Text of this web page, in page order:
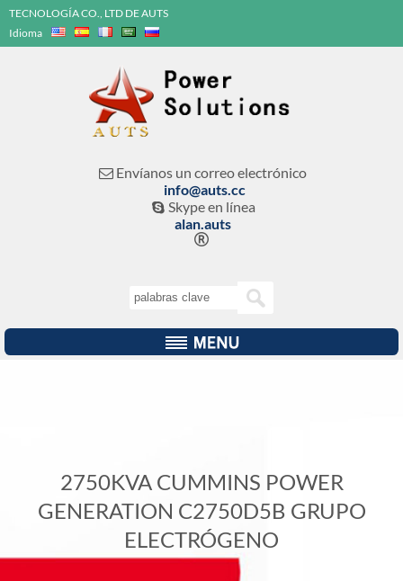
TECNOLOGÍA CO., LTD DE AUTS
Idioma
 Envíanos un correo electrónico
info@auts.cc
 Skype en línea
alan.auts

2750KVA CUMMINS POWER
GENERATION C2750D5B GRUPO
ELECTRÓGENO